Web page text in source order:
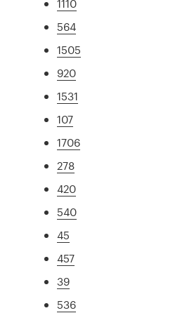
1110
564
1505
920
1531
107
1706
278
420
540
45
457
39
536